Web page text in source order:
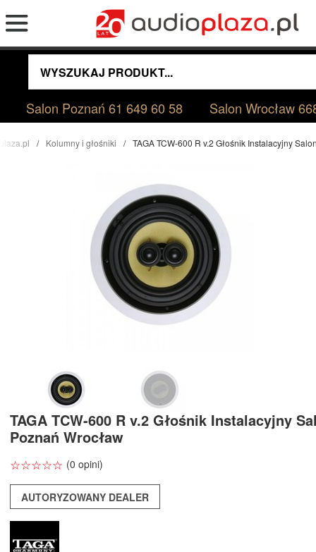
Salon Poznań61 649 60 58 Salon Wrocław
Kolumny i głośniki TAGA TCW-600 R v.2 Głośnik Instalacyjny
TAGA TCW-600 R v.2 Głośnik Instalacyjny
Poznań Wrocław
☆☆☆☆☆
★★★★★ (0 opini)
AUTORYZOWANY DEALER